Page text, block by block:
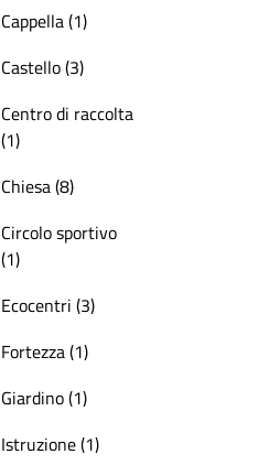
Cappella (1)
Castello (3)
Centro di raccolta
(1)
Chiesa (8)
Circolo sportivo
(1)
Ecocentri (3)
Fortezza (1)
Giardino (1)
Istruzione (1)